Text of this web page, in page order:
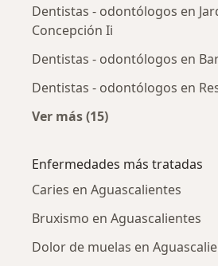
Dentistas - odontólogos en
Concepción Ii
Dentistas - odontólogos en
Dentistas - odontólogos en
Ver más (15)
Enfermedades más tratadas
Caries en Aguascalientes
Bruxismo en Aguascalientes
Dolor de muelas en